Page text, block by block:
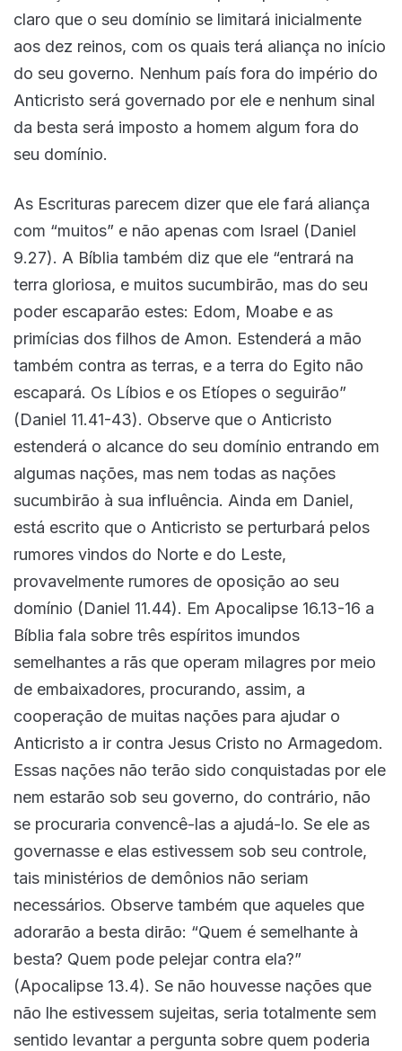
claro que o seu domínio se limitará inicialmente
aos dez reinos, com os quais terá aliança no início
do seu governo. Nenhum país fora do império do
Anticristo será governado por ele e nenhum sinal
da besta será imposto a homem algum fora do
seu domínio.
As Escrituras parecem dizer que ele fará aliança
com “muitos” e não apenas com Israel (Daniel
9.27). A Bíblia também diz que ele “entrará na
terra gloriosa, e muitos sucumbirão, mas do seu
poder escaparão estes: Edom, Moabe e as
primícias dos filhos de Amon. Estenderá a mão
também contra as terras, e a terra do Egito não
escapará. Os Líbios e os Etíopes o seguirão”
(Daniel 11.41-43). Observe que o Anticristo
estenderá o alcance do seu domínio entrando em
algumas nações, mas nem todas as nações
sucumbirão à sua influência. Ainda em Daniel,
está escrito que o Anticristo se perturbará pelos
rumores vindos do Norte e do Leste,
provavelmente rumores de oposição ao seu
domínio (Daniel 11.44). Em Apocalipse 16.13-16 a
Bíblia fala sobre três espíritos imundos
semelhantes a rãs que operam milagres por meio
de embaixadores, procurando, assim, a
cooperação de muitas nações para ajudar o
Anticristo a ir contra Jesus Cristo no Armagedom.
Essas nações não terão sido conquistadas por ele
nem estarão sob seu governo, do contrário, não
se procuraria convencê-las a ajudá-lo. Se ele as
governasse e elas estivessem sob seu controle,
tais ministérios de demônios não seriam
necessários. Observe também que aqueles que
adorarão a besta dirão: “Quem é semelhante à
besta? Quem pode pelejar contra ela?”
(Apocalipse 13.4). Se não houvesse nações que
não lhe estivessem sujeitas, seria totalmente sem
sentido levantar a pergunta sobre quem poderia